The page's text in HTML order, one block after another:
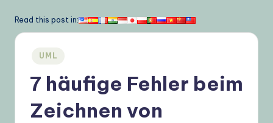
t
D
Read this post in:
Posted
UML
7 häufige Fehler beim
Zeichnen von